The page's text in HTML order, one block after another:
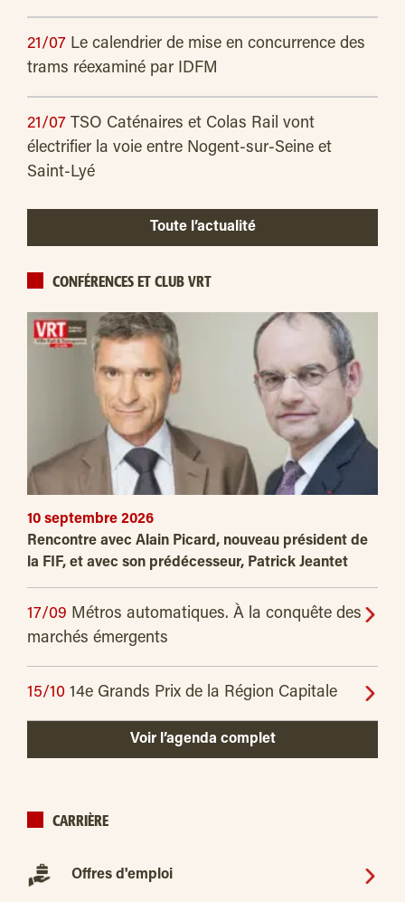
21/07 Le calendrier de mise en concurrence des
trams réexaminé par IDFM
21/07 TSO Caténaires et Colas Rail vont
électrifier la voie entre Nogent-sur-Seine et
Saint-Lyé
Toute l’actualité
CONFÉRENCES ET CLUB VRT
10 septembre 2026
Rencontre avec Alain Picard, nouveau président de
la FIF, et avec son prédécesseur, Patrick Jeantet
17/09 Métros automatiques. À la conquête des
marchés émergents
15/10 14e Grands Prix de la Région Capitale
Voir l’agenda complet
CARRIÈRE
Offres d'emploi